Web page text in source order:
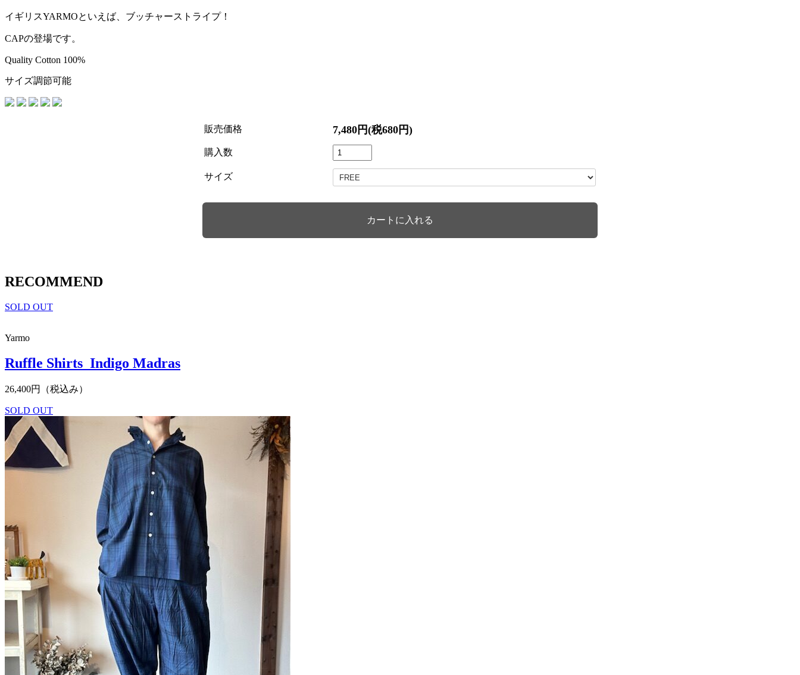
イギリスYARMOといえば、ブッチャーストライプ！
CAPの登場です。
Quality Cotton 100%
サイズ調節可能
販売価格 7,480円(税680円)
購入数
サイズ
RECOMMEND
SOLD OUT
Yarmo
Ruffle Shirts_Indigo Madras
26,400円（税込み）
SOLD OUT